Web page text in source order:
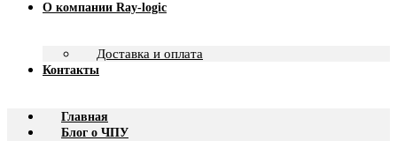
О компании Ray-logic
Доставка и оплата
Контакты
Главная
Блог о ЧПУ